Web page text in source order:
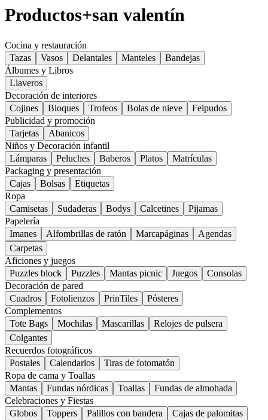
Productos+san valentín
Cocina y restauración
Tazas
Vasos Delantales Manteles
Bandejas
Álbumes y Libros
Llaveros
Decoración de interiores
Cojines
Bloques Trofeos Bolas de nieve
Felpudos
Publicidad y promoción
Tarjetas
Abanicos
Niños y Decoración infantil
Lámparas
Peluches Baberos Platos
Matrículas
Packaging y presentación
Cajas
Bolsas
Etiquetas
Ropa
Camisetas
Sudaderas Bodys Calcetines
Pijamas
Papelería
Imanes
Alfombrillas de ratón Marcapáginas
Agendas
Carpetas
Aficiones y juegos
Puzzles block
Puzzles Mantas picnic Juegos
Consolas
Decoración de pared
Cuadros
Fotolienzos PrinTiles
Pósteres
Complementos
Tote Bags
Mochilas Mascarillas
Relojes de pulsera
Colgantes
Recuerdos fotográficos
Postales
Calendarios
Tiras de fotomatón
Ropa de cama y Toallas
Mantas
Fundas nórdicas Toallas
Fundas de almohada
Celebraciones y Fiestas
Globos
Toppers Palillos con bandera
Cajas de palomitas